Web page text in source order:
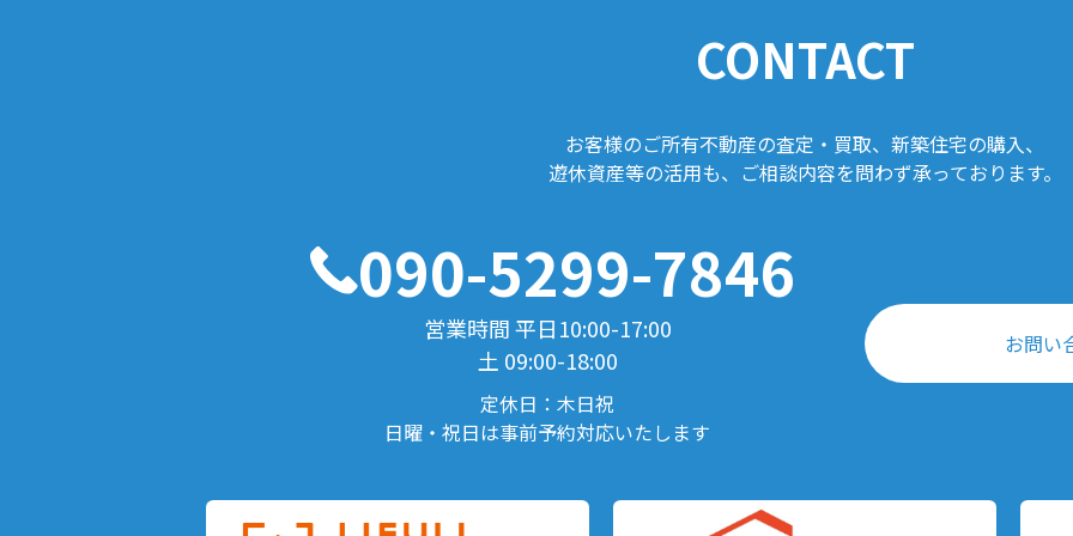
CONTACT
お客様のご所有不動産の査定・買取、新築住宅の購入、
遊休資産等の活用も、ご相談内容を問わず承っております。
090-5299-7846
営業時間 平日10:00-17:00
土 09:00-18:00
定休日：木日祝
日曜・祝日は事前予約対応いたします
お問い